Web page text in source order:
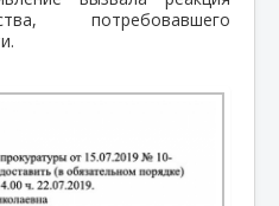
потребовавшего